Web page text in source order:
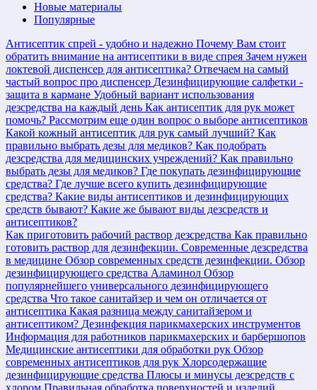
Новые материалы
Популярные
Антисептик спрей - удобно и надежно Почему Вам стоит
обратить внимание на антисептики в виде спрея Зачем нужен
локтевой диспенсер для антисептика? Отвечаем на самый
частый вопрос про диспенсер Дезинфицирующие салфетки -
защита в кармане Удобный вариант использования
дезсредства на каждый день Как антисептик для рук может
помочь? Рассмотрим еще один вопрос о выборе антисептиков
Какой кожный антисептик для рук самый лучший? Как
правильно выбрать дезы для медиков? Как подобрать
дезсредства для медицинских учреждений? Как правильно
выбрать дезы для медиков? Где покупать дезинфицирующие
средства? Где лучше всего купить дезинфицирующие
средства? Какие виды антисептиков и дезинфицирующих
средств бывают? Какие же бывают виды дезсредств и
антисептиков?
Как приготовить рабочий раствор дезсредства Как правильно
готовить раствор для дезинфекции. Современные дезсредства
в медицине Обзор современных средств дезинфекции. Обзор
дезинфицирующего средства Аламинол Обзор
популярнейшего универсального дезинфицирующего
средства Что такое санитайзер и чем он отличается от
антисептика Какая разница между санитайзером и
антисептиком? Дезинфекция парикмахерских инструментов
Информация для работников парикмахерских и барбершопов
Медицинские антисептики для обработки рук Обзор
современных антисептиков для рук Хлорсодержащие
дезинфицирующие средства Плюсы и минусы дезсредств с
хлором Правильная обработка поверхностей и изделий